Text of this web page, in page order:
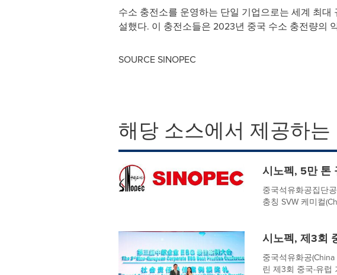
수소 충전소를 운영하는 단일 기업으로는 세계 최대
설했다. 이 충전소들은 2023년 중국 수소 충전량의
SOURCE SINOPEC
해당 소스에서 제공하
시노펙, 5만 톤
중국석유화공집단
충칭 SVW 케미컬
시노펙, 제3회
중국석유화공
린 제3회 중국-유럽